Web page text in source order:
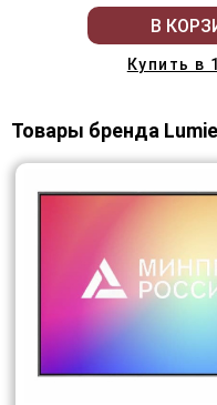
В
Купить в
Товары бренда